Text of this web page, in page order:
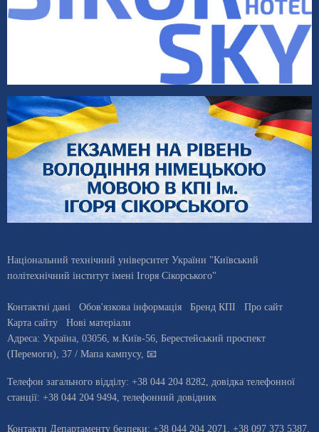
Національний технічний університет України "Київський
політехнічний інститут імені Ігоря Сікорського"
Контактні дані Обов'язкова інформація Бренд КПІ
Про сайт
Карта сайту
Нові матеріали
Адреса: Україна, 03056, м.Київ-56, Берестейський проспект
(Перемоги), 37 / Мапа кампусу, 📧
Телефон загального відділу: +38 044 204 8282, довiдка телефонної
станцiї: +38 044 204 9494, телефонний довідник
Контакти Департаменту безпеки: +38 044 204 2071, +38 097 373 5387,